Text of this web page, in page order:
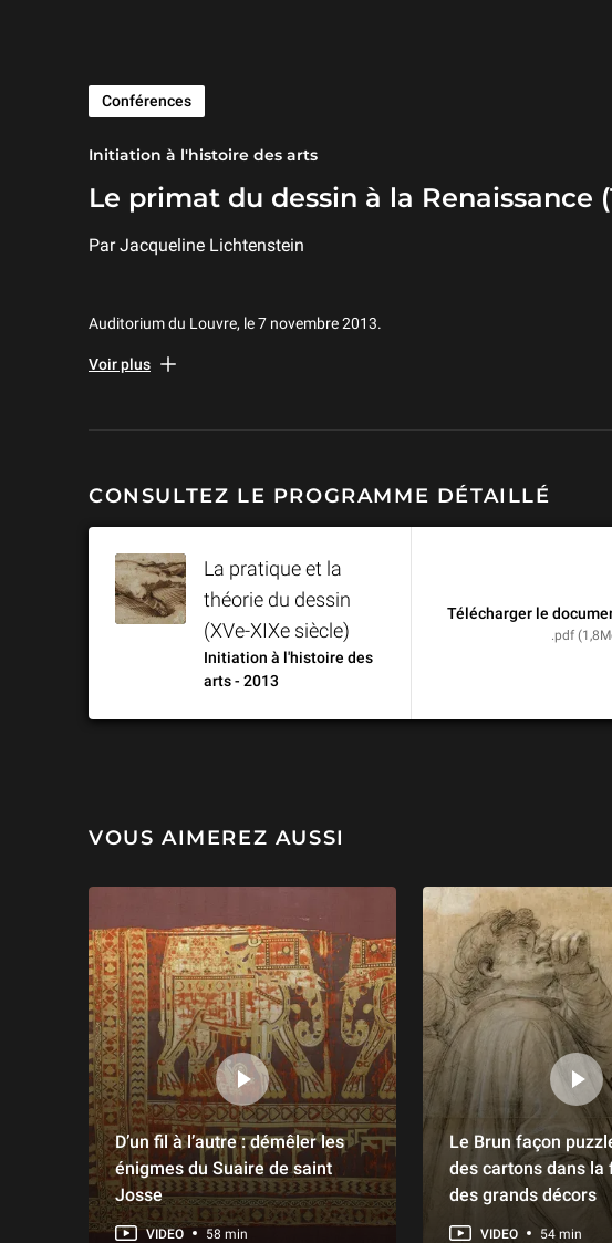
Le primat du dessin à la Renaissance
Conférences
Initiation à l'histoire des arts
Par Jacqueline Lichtenstein
Auditorium du Louvre, le 7 novembre 2013.
Dans son introduction aux
motdisegno(contour et intention), ce cours aborde les enjeux théoriques,
Voir plus
CONSULTEZ LE PROGRAMME DÉTAILLÉ
La pratique et la
théorie du dessin
(XVe-XIXe siècle)
Initiation à l'histoire des
arts - 2013
Télécharger le
.pdf
VOUS AIMEREZ AUSSI
D’un fil à l’autre : démêler les
énigmes du Suaire de saint
Josse
VIDEO 58 min
Le Brun façon
des cartons dans la
des grands décors
VIDEO 54 min